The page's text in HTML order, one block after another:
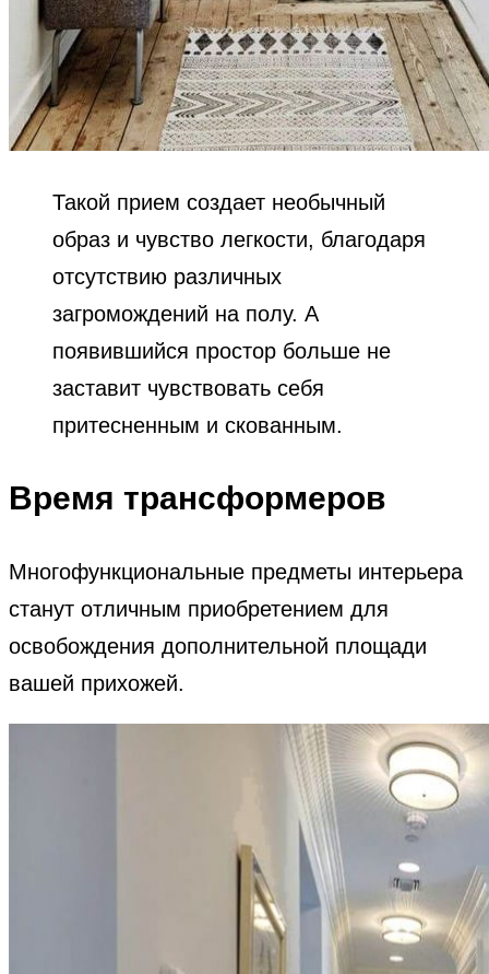
Такой прием создает необычный
образ и чувство легкости, благодаря
отсутствию различных
загромождений на полу. А
появившийся простор больше не
заставит чувствовать себя
притесненным и скованным.
Время трансформеров
Многофункциональные предметы интерьера
станут отличным приобретением для
освобождения дополнительной площади
вашей прихожей.